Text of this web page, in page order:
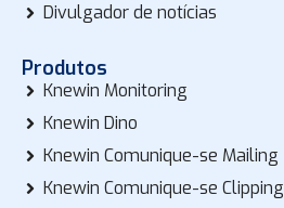
Divulgador de notícias
Produtos
Knewin Monitoring
Knewin Dino
Knewin Comunique-se Mailing
Knewin Comunique-se Clipping